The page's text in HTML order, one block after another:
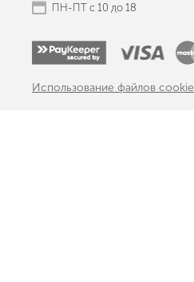
ПН-ПТ с 10 до 18
Использование файлов cookie